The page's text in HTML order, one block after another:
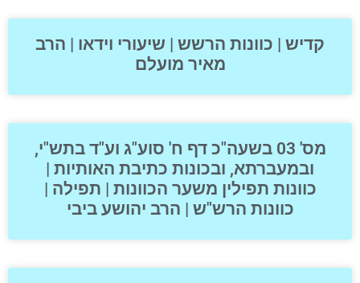
קדיש | כוונות הרשש | שיעורי וידאו | הרב
מאיר מועלם
מס' 03 בשעה"כ דף ח' סוע"ג וע"ד בתש"י,
ובמעברתא, ובכונות כתיבת האותיות |
כוונות תפילין משער הכוונות | תפילה |
כוונות הרש"ש | הרב יהושע ביבי